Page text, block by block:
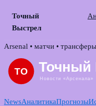
Точный
Выстрел
Skip
content
Arsenal • матчи • трансферы
NewsАналитикаПрогнозы